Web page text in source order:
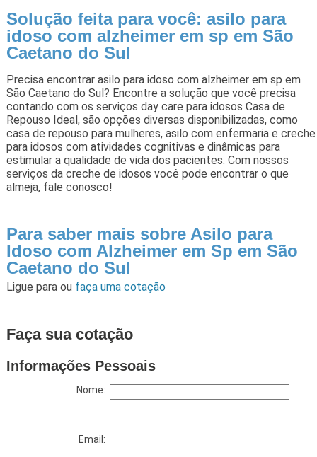
Solução feita para você: asilo para
idoso com alzheimer em sp em São
Caetano do Sul
Precisa encontrar asilo para idoso com alzheimer em sp em
São Caetano do Sul? Encontre a solução que você precisa
contando com os serviços day care para idosos Casa de
Repouso Ideal, são opções diversas disponibilizadas, como
casa de repouso para mulheres, asilo com enfermaria e creche
para idosos com atividades cognitivas e dinâmicas para
estimular a qualidade de vida dos pacientes. Com nossos
serviços da creche de idosos você pode encontrar o que
almeja, fale conosco!
Para saber mais sobre Asilo para
Idoso com Alzheimer em Sp em São
Caetano do Sul
Ligue para ou faça uma cotação
Faça sua cotação
Informações Pessoais
Nome:
Email: